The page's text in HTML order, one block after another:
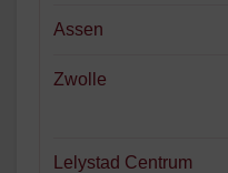
Assen
Zwolle
Lelystad Centrum